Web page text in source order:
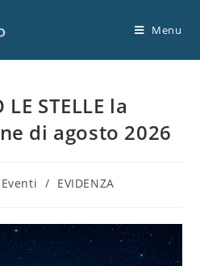
Menu
STELLE la
di agosto 2026
Eventi / EVIDENZA